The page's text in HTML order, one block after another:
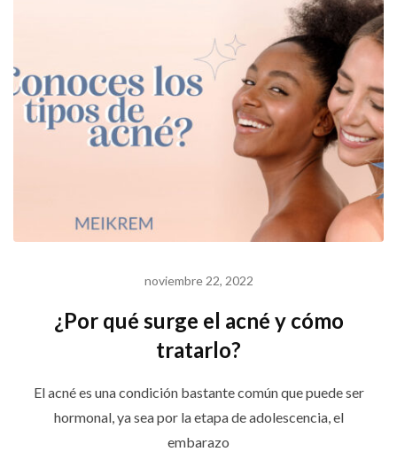
noviembre 22, 2022
¿Por qué surge el acné y cómo
tratarlo?
El acné es una condición bastante común que puede ser
hormonal, ya sea por la etapa de adolescencia, el
embarazo